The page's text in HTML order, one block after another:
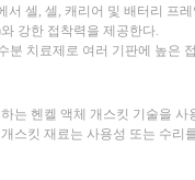
셀, 셀, 캐리어 및 배터리 프
강한 접착력을 제공한다.
분 치료제로 여러 기판에 높
는 헨켈 액체 개스킷 기술을 사
스킷 재료는 사용성 또는 수리